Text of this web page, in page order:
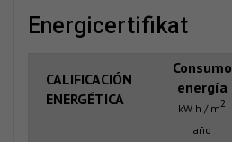
energicertifikat
CALIFICACIÓN
ENERGÉTICA
Consumo
energía
kW h / m2
año